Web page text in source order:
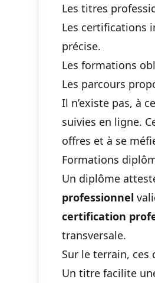
Les titres
Les certifications
précise.
Les formations
Les parcours
Il n’existe pas, à
suivies en ligne.
offres et à se
Formations
Un diplôme
professionnel
certification
transversale.
Sur le terrain, ces
Un titre facilite